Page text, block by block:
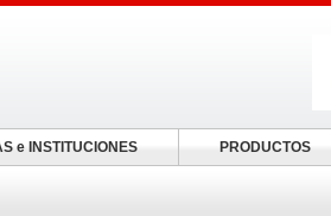
e INSTITUCIONES PRODUCTOS